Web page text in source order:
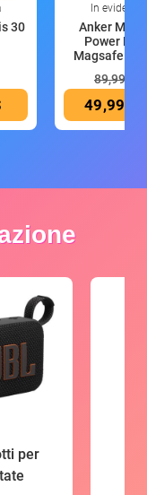
30
In evidenza
Anker
Power
Magsafe
89,99 €
49,99 €
per